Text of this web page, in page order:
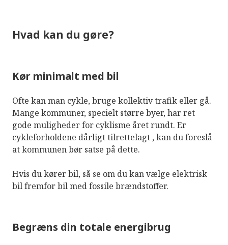
Hvad kan du gøre?
Kør minimalt med bil
Ofte kan man cykle, bruge kollektiv trafik eller gå.
Mange kommuner, specielt større byer, har ret
gode muligheder for cyklisme året rundt. Er
cykleforholdene dårligt tilrettelagt , kan du foreslå
at kommunen bør satse på dette.
Hvis du kører bil, så se om du kan vælge elektrisk
bil fremfor bil med fossile brændstoffer.
Begræns din totale energibrug